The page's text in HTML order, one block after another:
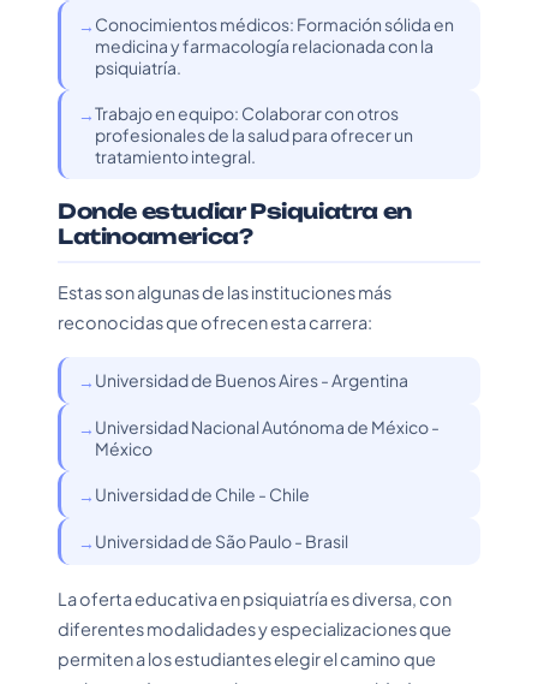
Conocimientos médicos: Formación sólida en
medicina y farmacología relacionada con la
psiquiatría.
Trabajo en equipo: Colaborar con otros
profesionales de la salud para ofrecer un
tratamiento integral.
Donde estudiar Psiquiatra en
Latinoamerica?
Estas son algunas de las instituciones más
reconocidas que ofrecen esta carrera:
Universidad de Buenos Aires - Argentina
Universidad Nacional Autónoma de México -
México
Universidad de Chile - Chile
Universidad de São Paulo - Brasil
La oferta educativa en psiquiatría es diversa, con
diferentes modalidades y especializaciones que
permiten a los estudiantes elegir el camino que